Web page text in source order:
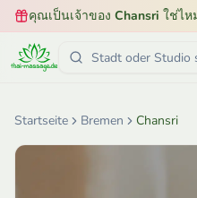
คุณเป็นเจ้าของ Chansri ใช่ไห
Startseite Bremen Chansri